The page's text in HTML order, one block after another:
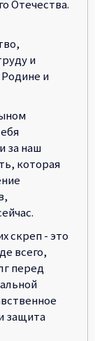
Отечества.
и
и
за наш
которая
скреп - это
всего,
перед
защита